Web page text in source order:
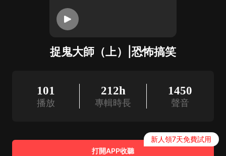
捉鬼大師（上）|恐怖搞笑
101
播放
212h
專輯時長
1450
聲音
打開APP收聽
新人領7天免費試用